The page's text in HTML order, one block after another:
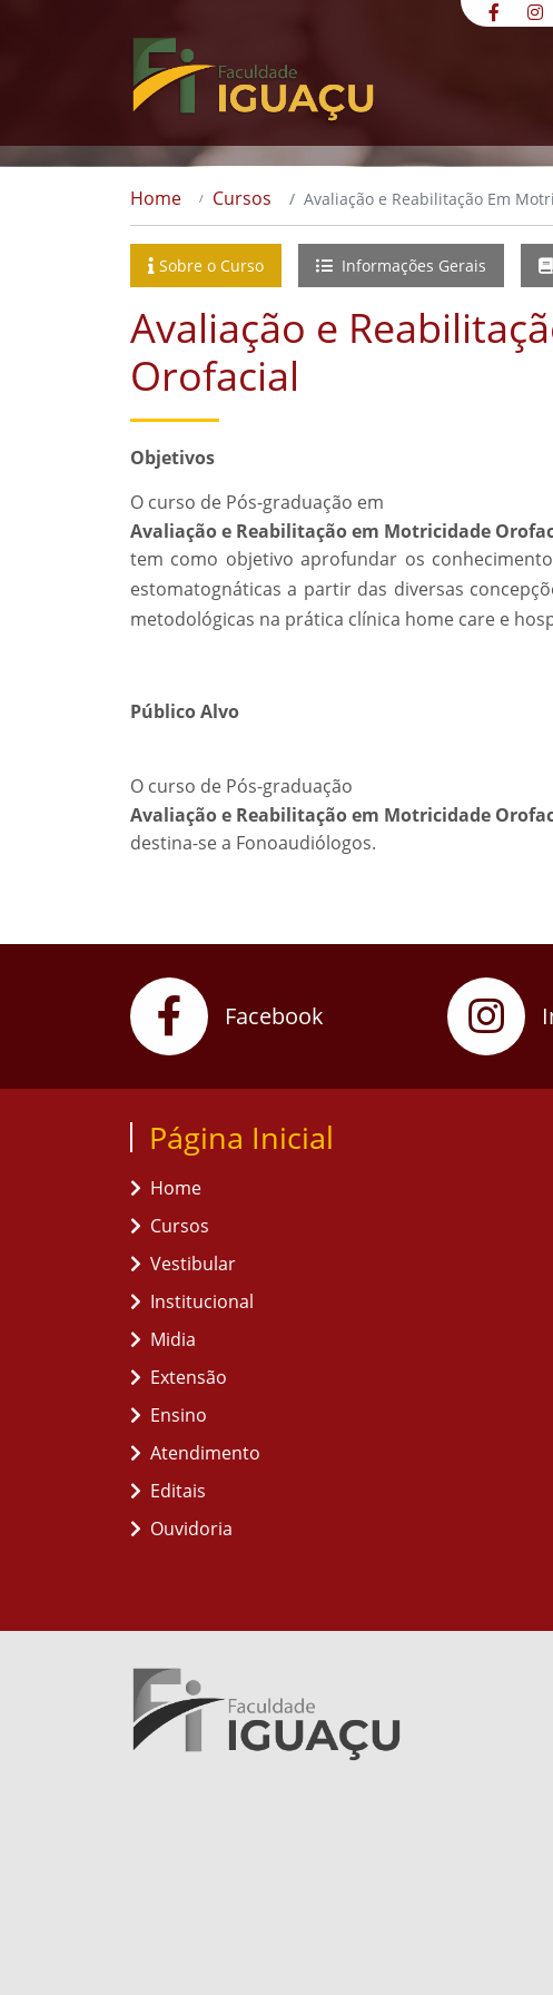
Home Cursos Avaliação e Reabilitação Em
Sobre o Curso Informações Gerais
Avaliação e
Orofacial
Objetivos
O curso de Pós-graduação em
Avaliação e Reabilitação em Motricidade
tem como objetivo aprofundar os
estomatognáticas a partir das diversas
metodológicas na prática clínica home care e
Público Alvo
O curso de Pós-graduação
Avaliação e Reabilitação em Motricidade
destina-se a Fonoaudiólogos.
Facebook
Página Inicial
Home
Cursos
Vestibular
Institucional
Midia
Extensão
Ensino
Atendimento
Editais
Ouvidoria